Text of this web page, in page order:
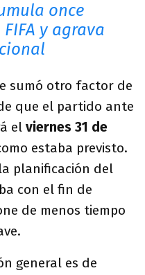
once
y agrava
sumó otro factor de
que el partido ante
el viernes 31 de
estaba previsto.
planificación del
con el fin de
de menos tiempo
general es de